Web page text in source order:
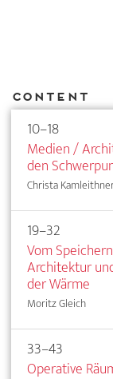
Content
10–18
Medien /
den
Christa
19–32
Vom
Architektur
der Wärme
Moritz Gleich
33–43
Operative